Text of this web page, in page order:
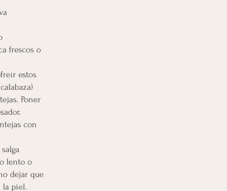
frescos o
estos
Poner
con
lento o
dejar que
la piel.